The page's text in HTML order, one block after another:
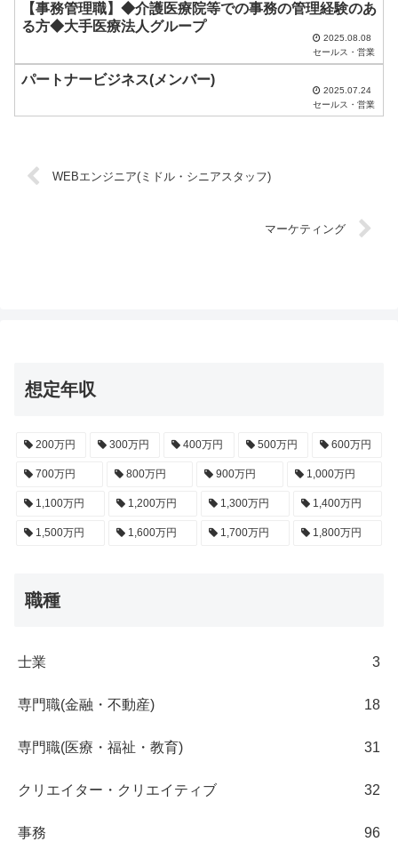
さ
。
【事務管理職】◆介護医療院等での事務の管理経験のあ
る方◆大手医療法人グループ
2025.08.08
セールス・営業
パートナービジネス(メンバー)
2025.07.24
セールス・営業
WEBエンジニア(ミドル・シニアスタッフ)
マーケティング
想定年収
200万円 300万円 400万円 500万円 600万円
700万円 800万円 900万円 1,000万円
1,100万円 1,200万円 1,300万円 1,400万円
1,500万円 1,600万円 1,700万円 1,800万円
職種
士業 3
専門職(金融・不動産) 18
専門職(医療・福祉・教育) 31
クリエイター・クリエイティブ 32
事務 96